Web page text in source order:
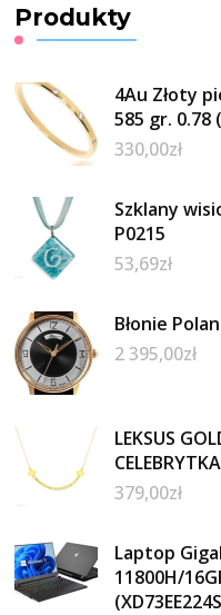
Produkty
4Au Złoty
585 gr. 0.78
330,00zł
Szklany
P0215
53,69zł
Błonie
2 395,00zł
LEKSUS
379,00zł
Laptop
11800H/